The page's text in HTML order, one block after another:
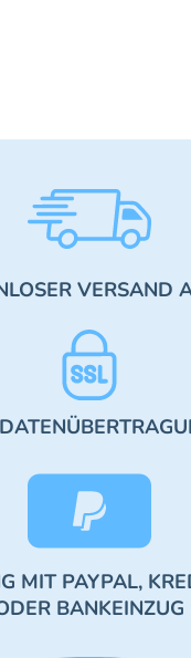
VERSAND
MIT PAYPAL,
BANKEINZUG